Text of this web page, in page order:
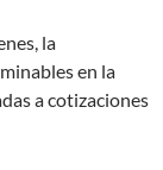
la
en la
a cotizaciones